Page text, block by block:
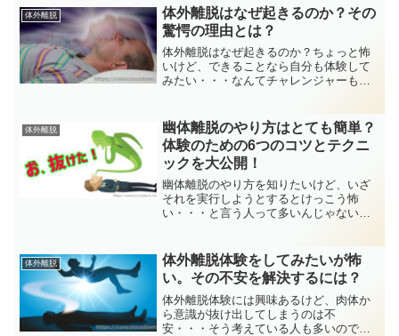
人のなんと多いことか。今回はそんな体
外離脱の勘違いについて説明します。
体外離脱
体外離脱はなぜ起きるのか？その
驚愕の理由とは？
体外離脱はなぜ起きるのか？ちょっと怖
いけど、できることなら自分も体験して
みたい・・・なんてチャレンジャーもけ
驚きの説明をしてみたいと思いますので
最後までお読みくださいね！
体外離脱
幽体離脱のやり方はとても簡単？
体験のための6つのコツとテクニ
ックを大公開！
幽体離脱のやり方を知りたいけど、いざ
それを実行しようとするとけっこう怖
い・・・と言う人って多いんじゃないで
離脱のやり方ってずっと簡単なんです。
今回はその辺について説明します。
体外離脱
体外離脱体験をしてみたいが怖
い。その不安を解決するには？
体外離脱体験には興味あるけど、肉体か
ら意識が抜け出してしまうのは不
安・・・そう考えている人も多いのでは